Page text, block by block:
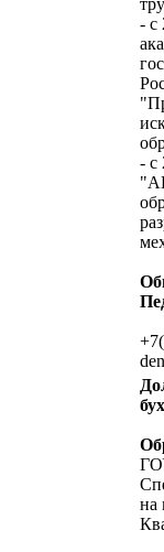
- c
- с
на